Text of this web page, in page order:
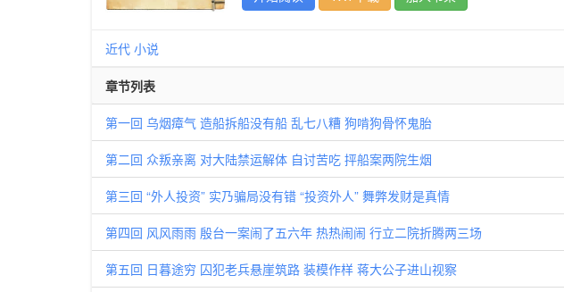
近代 小说
章节列表
第一回 乌烟瘴气 造船拆船没有船 乱七八糟 狗啃狗骨怀鬼胎
第二回 众叛亲离 对大陆禁运解体 自讨苦吃 抨船案两院生烟
第三回 “外人投资” 实乃骗局没有错 “投资外人” 舞弊发财是真情
第四回 风风雨雨 殷台一案闹了五六年 热热闹闹 行立二院折腾两三场
第五回 日暮途穷 囚犯老兵悬崖筑路 装模作样 蒋大公子进山视察